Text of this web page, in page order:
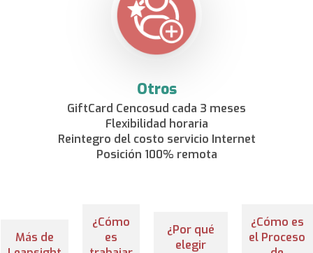
Otros
GiftCard Cencosud cada 3 meses
Flexibilidad horaria
Reintegro del costo servicio Internet
Posición 100% remota
Más de
¿Cómo
es
¿Por qué
elegir
¿Cómo es
el Proceso